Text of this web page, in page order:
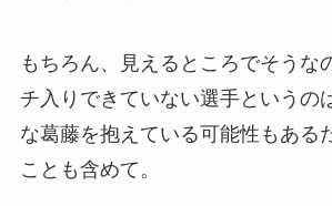
もちろん、見えるところでそうな
チ入りできていない選手というの
な葛藤を抱えている可能性もある
ことも含めて。